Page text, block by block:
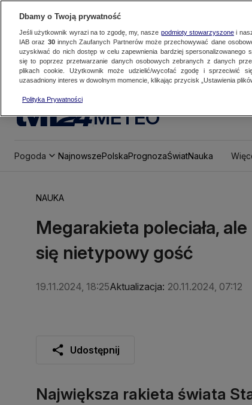
METEO
Pogoda NajnowszePolskaPrognozaŚwiatNauka
NAUKA
Megarakieta poleciała,
się nietypowy gość
19.11.2024, 18:25Aktualizacja: 20.11.2024, 07:12
Udostępnij
Największa rakieta świata
Dbamy o Twoją prywatność
Jeśli użytkownik wyrazi na to zgodę, my, nasze podmioty stowarzyszonei
IAB oraz 30innych Zaufanych Partnerów może przechowywać dane
uzyskiwać do nich dostęp w celu zapewnienia bardziej spersonalizowanego
się to poprzez przetwarzanie danych osobowych zebranych z danych
plikach cookie. Użytkownik może udzielić/wycofać zgodę i sprzeciwić
uzasadniony interes w dowolnym momencie, klikając przycisk „Ustawienia
Polityka Prywatności